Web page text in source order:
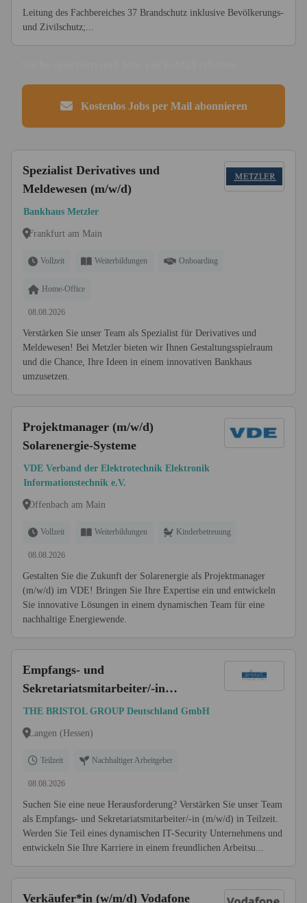
Leitung des Fachbereiches 37 Brandschutz inklusive Bevölkerungs-
und Zivilschutz;...
Kostenlos Jobs per Mail abonnieren
Spezialist Derivatives und
Meldewesen (m/w/d)
Bankhaus Metzler
Frankfurt am Main
Vollzeit Weiterbildungen Onboarding
Home-Office
08.08.2026
Verstärken Sie unser Team als Spezialist für Derivatives und
Meldewesen! Bei Metzler bieten wir Ihnen Gestaltungsspielraum
und die Chance, Ihre Ideen in einem innovativen Bankhaus
umzusetzen.
Projektmanager (m/w/d)
Solarenergie-Systeme
VDE Verband der Elektrotechnik Elektronik
Informationstechnik e.V.
Offenbach am Main
Vollzeit Weiterbildungen Kinderbetreuung
08.08.2026
Gestalten Sie die Zukunft der Solarenergie als Projektmanager
(m/w/d) im VDE! Bringen Sie Ihre Expertise ein und entwickeln
Sie innovative Lösungen in einem dynamischen Team für eine
nachhaltige Energiewende.
Empfangs- und
Sekretariatsmitarbeiter/-in
(m/w/d) Teilzeit
THE BRISTOL GROUP Deutschland GmbH
Langen (Hessen)
Teilzeit Nachhaltiger Arbeitgeber
08.08.2026
Suchen Sie eine neue Herausforderung? Verstärken Sie unser Team
als Empfangs- und Sekretariatsmitarbeiter/-in (m/w/d) in Teilzeit.
Werden Sie Teil eines dynamischen IT-Security Unternehmens und
entwickeln Sie Ihre Karriere in einem freundlichen Arbeitsu...
Verkäufer*in (w/m/d) Vodafone